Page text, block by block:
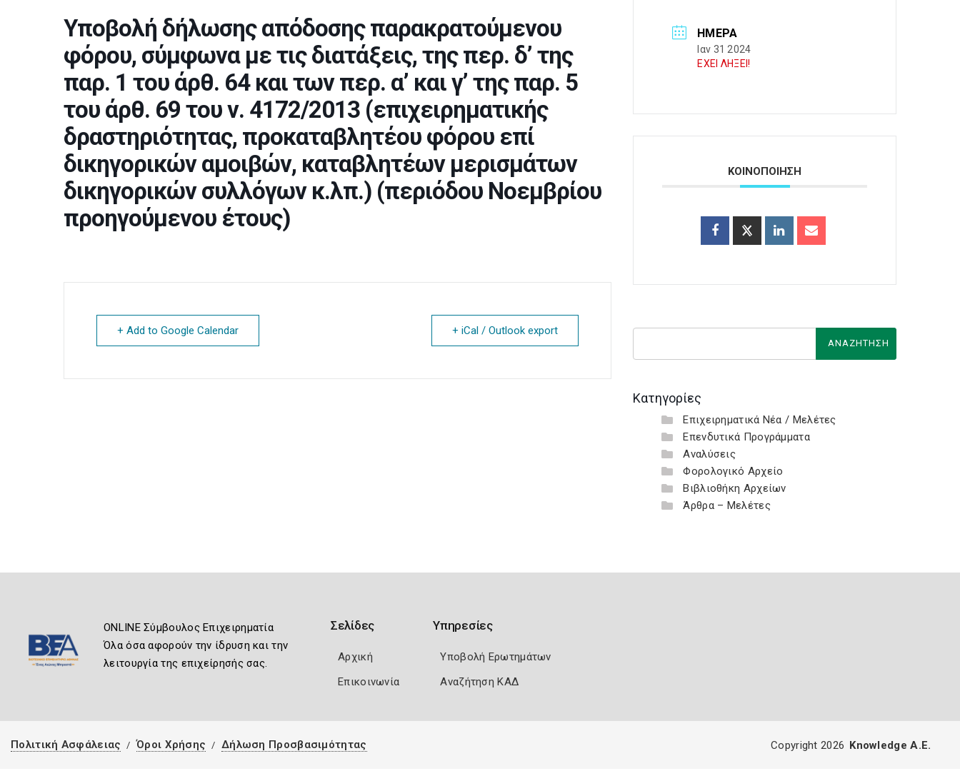
Υποβολή δήλωσης απόδοσης παρακρατούμενου
φόρου, σύμφωνα με τις διατάξεις, της περ. δ’ της
παρ. 1 του άρθ. 64 και των περ. α’ και γ’ της παρ. 5
του άρθ. 69 του ν. 4172/2013 (επιχειρηματικής
δραστηριότητας, προκαταβλητέου φόρου επί
δικηγορικών αμοιβών, καταβλητέων μερισμάτων
δικηγορικών συλλόγων κ.λπ.) (περιόδου Νοεμβρίου
προηγούμενου έτους)
+ Add to Google Calendar + iCal / Outlook export
ΗΜΈΡΑ
Ιαν 31 2024
ΕΧΕΙ ΛΗΞΕΙ!
ΚΟΙΝΟΠΟΙΗΣΗ
Κατηγορίες
Επιχειρηματικά Νέα / Μελέτες
Επενδυτικά Προγράμματα
Αναλύσεις
Φορολογικό Αρχείο
Βιβλιοθήκη Αρχείων
Άρθρα – Μελέτες
ONLINE Σύμβουλος Επιχειρηματία
Όλα όσα αφορούν την ίδρυση και την
λειτουργία της επιχείρησής σας.
Σελίδες
Αρχική
Επικοινωνία
Υπηρεσίες
Υποβολή Ερωτημάτων
Αναζήτηση ΚΑΔ
Πολιτική Ασφάλειας Όροι Χρήσης Δήλωση Προσβασιμότητας Copyright 2026 Knowledge A.E.